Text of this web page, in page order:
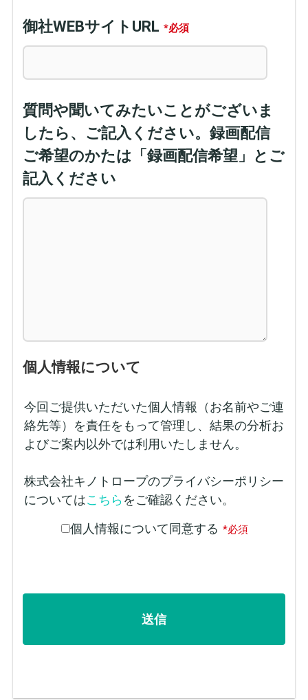
御社WEBサイトURL *
質問や聞いてみたいことがございま
したら、ご記入ください。録画配信
ご希望のかたは「録画配信希望」とご
記入ください
個人情報について
今回ご提供いただいた個人情報（お名前やご連
絡先等）を責任をもって管理し、結果の分析お
よびご案内以外では利用いたしません。
株式会社キノトロープのプライバシーポリシー
についてはこちらをご確認ください。
個人情報について同意する *